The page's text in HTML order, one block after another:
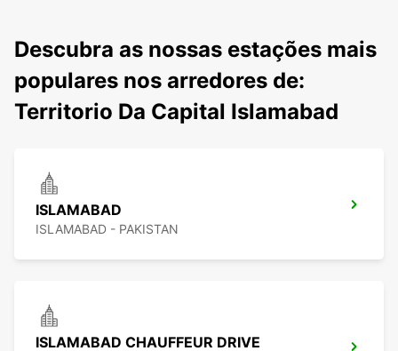
Descubra as nossas estações mais
populares nos arredores de:
Territorio Da Capital Islamabad
ISLAMABAD
ISLAMABAD - PAKISTAN
ISLAMABAD CHAUFFEUR DRIVE